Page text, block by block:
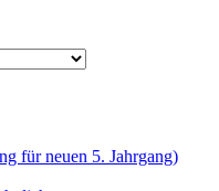
für neuen 5. Jahrgang)